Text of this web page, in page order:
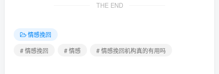
THE END
情感挽回
# 情感挽回
# 情感 # 情感挽回机构真的有用吗